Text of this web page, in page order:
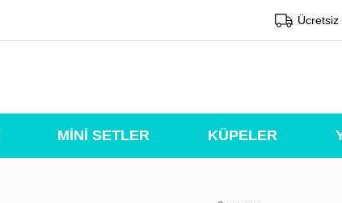
Ücretsiz
MİNİ SETLER KÜPELER